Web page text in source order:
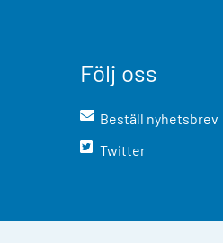
Följ oss
Beställ nyhetsbrev
Twitter